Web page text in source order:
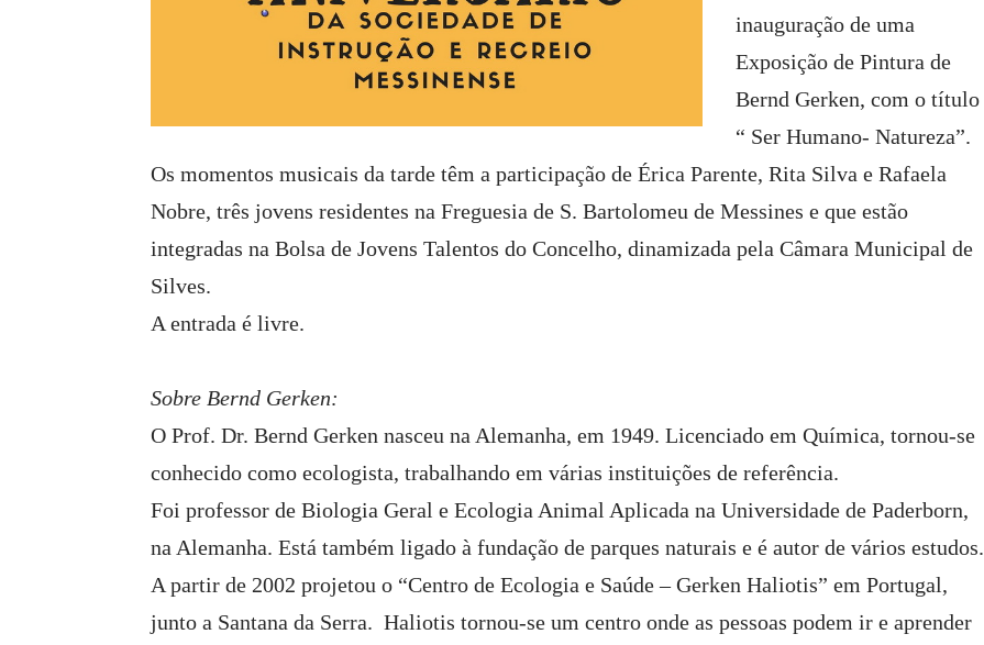
inauguração de uma
Exposição de Pintura de
Bernd Gerken, com o título
“ Ser Humano- Natureza”.
Os momentos musicais da tarde têm a participação de Érica Parente, Rita Silva e Rafaela
Nobre, três jovens residentes na Freguesia de S. Bartolomeu de Messines e que estão
integradas na Bolsa de Jovens Talentos do Concelho, dinamizada pela Câmara Municipal de
Silves.
A entrada é livre.
Sobre Bernd Gerken:
O Prof. Dr. Bernd Gerken nasceu na Alemanha, em 1949. Licenciado em Química, tornou-se
conhecido como ecologista, trabalhando em várias instituições de referência.
Foi professor de Biologia Geral e Ecologia Animal Aplicada na Universidade de Paderborn,
na Alemanha. Está também ligado à fundação de parques naturais e é autor de vários estudos.
A partir de 2002 projetou o “Centro de Ecologia e Saúde – Gerken Haliotis” em Portugal,
junto a Santana da Serra. Haliotis tornou-se um centro onde as pessoas podem ir e aprender